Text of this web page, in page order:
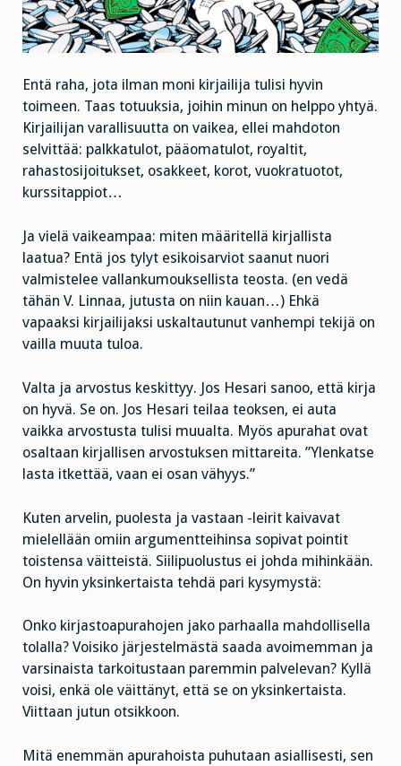
Entä raha, jota ilman moni kirjailija tulisi hyvin
toimeen. Taas totuuksia, joihin minun on helppo yhtyä.
Kirjailijan varallisuutta on vaikea, ellei mahdoton
selvittää: palkkatulot, pääomatulot, royaltit,
rahastosijoitukset, osakkeet, korot, vuokratuotot,
kurssitappiot…
Ja vielä vaikeampaa: miten määritellä kirjallista
laatua? Entä jos tylyt esikoisarviot saanut nuori
valmistelee vallankumouksellista teosta. (en vedä
tähän V. Linnaa, jutusta on niin kauan…) Ehkä
vapaaksi kirjailijaksi uskaltautunut vanhempi tekijä on
vailla muuta tuloa.
Valta ja arvostus keskittyy. Jos Hesari sanoo, että kirja
on hyvä. Se on. Jos Hesari teilaa teoksen, ei auta
vaikka arvostusta tulisi muualta. Myös apurahat ovat
osaltaan kirjallisen arvostuksen mittareita. ”Ylenkatse
lasta itkettää, vaan ei osan vähyys.”
Kuten arvelin, puolesta ja vastaan -leirit kaivavat
mielellään omiin argumentteihinsa sopivat pointit
toistensa väitteistä. Siilipuolustus ei johda mihinkään.
On hyvin yksinkertaista tehdä pari kysymystä:
Onko kirjastoapurahojen jako parhaalla mahdollisella
tolalla? Voisiko järjestelmästä saada avoimemman ja
varsinaista tarkoitustaan paremmin palvelevan? Kyllä
voisi, enkä ole väittänyt, että se on yksinkertaista.
Viittaan jutun otsikkoon.
Mitä enemmän apurahoista puhutaan asiallisesti, sen